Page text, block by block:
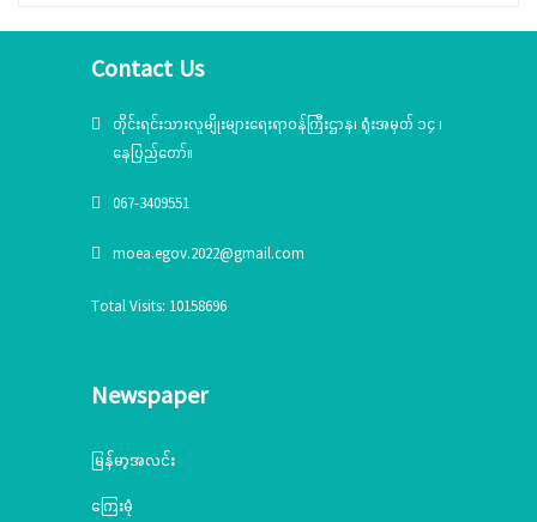
Contact Us
တိုင်းရင်းသားလူမျိုးများရေးရာဝန်ကြီးဌာန၊ ရုံးအမှတ် ၁၄ ၊
နေပြည်တော်။
067-3409551
moea.egov.2022@gmail.com
Total Visits: 10158696
Newspaper
မြန်မာ့အလင်း
ကြေးမုံ